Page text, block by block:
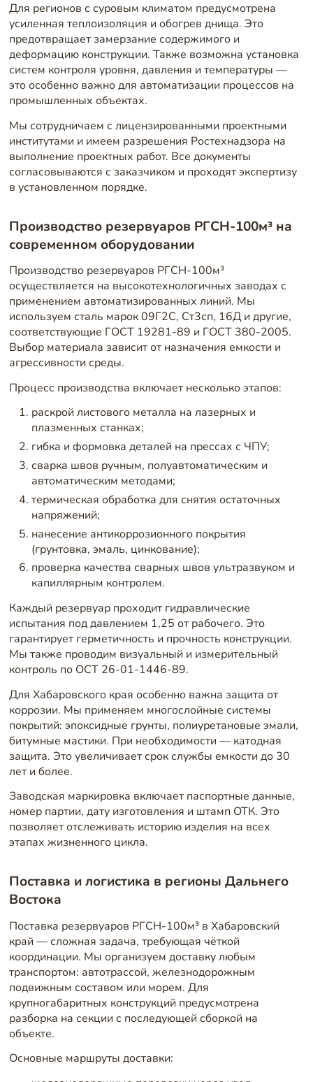
Для регионов с суровым климатом предусмотрена
усиленная теплоизоляция и обогрев днища. Это
предотвращает замерзание содержимого и
деформацию конструкции. Также возможна установка
систем контроля уровня, давления и температуры —
это особенно важно для автоматизации процессов на
промышленных объектах.
Мы сотрудничаем с лицензированными проектными
институтами и имеем разрешения Ростехнадзора на
выполнение проектных работ. Все документы
согласовываются с заказчиком и проходят экспертизу
в установленном порядке.
Производство резервуаров РГСН-100м³ на
современном оборудовании
Производство резервуаров РГСН-100м³
осуществляется на высокотехнологичных заводах с
применением автоматизированных линий. Мы
используем сталь марок 09Г2С, Ст3сп, 16Д и другие,
соответствующие ГОСТ 19281-89 и ГОСТ 380-2005.
Выбор материала зависит от назначения емкости и
агрессивности среды.
Процесс производства включает несколько этапов:
раскрой листового металла на лазерных и
плазменных станках;
гибка и формовка деталей на прессах с ЧПУ;
сварка швов ручным, полуавтоматическим и
автоматическим методами;
термическая обработка для снятия остаточных
напряжений;
нанесение антикоррозионного покрытия
(грунтовка, эмаль, цинкование);
проверка качества сварных швов ультразвуком и
капиллярным контролем.
Каждый резервуар проходит гидравлические
испытания под давлением 1,25 от рабочего. Это
гарантирует герметичность и прочность конструкции.
Мы также проводим визуальный и измерительный
контроль по ОСТ 26-01-1446-89.
Для Хабаровского края особенно важна защита от
коррозии. Мы применяем многослойные системы
покрытий: эпоксидные грунты, полиуретановые эмали,
битумные мастики. При необходимости — катодная
защита. Это увеличивает срок службы емкости до 30
лет и более.
Заводская маркировка включает паспортные данные,
номер партии, дату изготовления и штамп ОТК. Это
позволяет отслеживать историю изделия на всех
этапах жизненного цикла.
Поставка и логистика в регионы Дальнего
Востока
Поставка резервуаров РГСН-100м³ в Хабаровский
край — сложная задача, требующая чёткой
координации. Мы организуем доставку любым
транспортом: автотрассой, железнодорожным
подвижным составом или морем. Для
крупногабаритных конструкций предусмотрена
разборка на секции с последующей сборкой на
объекте.
Основные маршруты доставки: